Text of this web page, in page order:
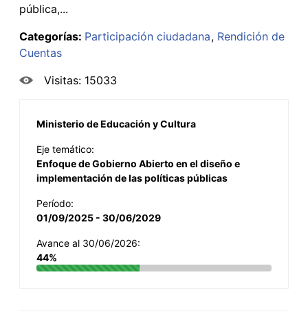
pública,...
Categorías: Participación ciudadana Rendición de
Cuentas
Visitas: 15033
Ministerio de Educación y Cultura
Eje temático:
Enfoque de Gobierno Abierto en el diseño e
implementación de las políticas públicas
Período:
01/09/2025 - 30/06/2029
Avance al 30/06/2026:
44%